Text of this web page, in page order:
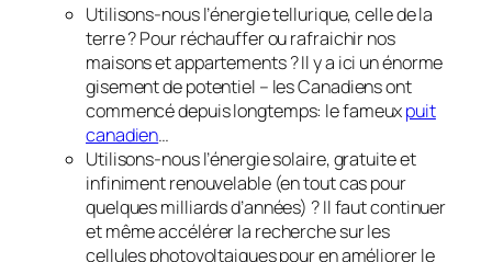
Utilisons-nous l’énergie tellurique, celle de la
terre ? Pour réchauffer ou rafraichir nos
maisons et appartements ? Il y a ici un énorme
gisement de potentiel – les Canadiens ont
commencé depuis longtemps: le fameuxpuit
canadien…
Utilisons-nous l’énergie solaire, gratuite et
infiniment renouvelable (en tout cas pour
quelques milliards d’années) ? Il faut continuer
et même accélérer la recherche sur les
cellules photovoltaiques pour en améliorer le